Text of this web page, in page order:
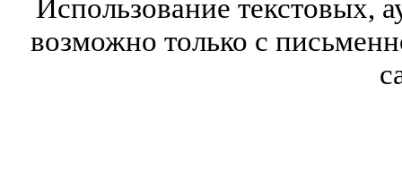
Использование текстовых,
возможно только с